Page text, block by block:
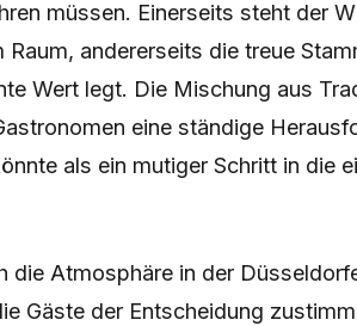
müssen. Einerseits steht der
Raum, andererseits die treue
Wert legt. Die Mischung aus
eine ständige
als ein mutiger Schritt in die
die Atmosphäre in der
Gäste der Entscheidung